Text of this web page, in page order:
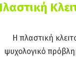
Η πλαστική
ψυχολογικό